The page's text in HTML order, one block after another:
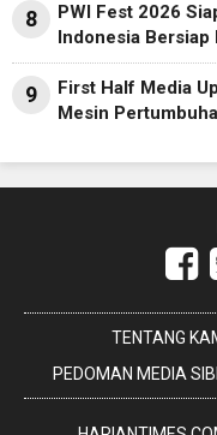
8
PWI Fest 2026
Indonesia Bersiap
9
First Half Media
Mesin
TENTANG
PEDOMAN MEDIA